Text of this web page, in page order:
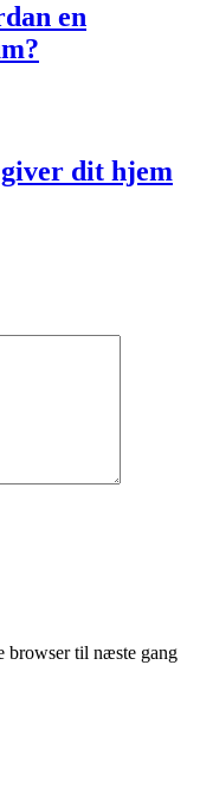
en
dit hjem
browser til næste gang